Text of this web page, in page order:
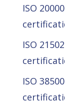
ISO
ISO
ISO